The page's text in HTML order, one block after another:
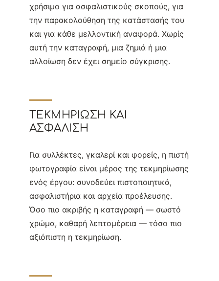
χρήσιμο για ασφαλιστικούς σκοπούς, για
την παρακολούθηση της κατάστασής του
και για κάθε μελλοντική αναφορά. Χωρίς
αυτή την καταγραφή, μια ζημιά ή μια
αλλοίωση δεν έχει σημείο σύγκρισης.
ΤΕΚΜΗΡΊΩΣΗ ΚΑΙ
ΑΣΦΆΛΙΣΗ
Για συλλέκτες, γκαλερί και φορείς, η πιστή
φωτογραφία είναι μέρος της τεκμηρίωσης
ενός έργου: συνοδεύει πιστοποιητικά,
ασφαλιστήρια και αρχεία προέλευσης.
Όσο πιο ακριβής η καταγραφή — σωστό
χρώμα, καθαρή λεπτομέρεια — τόσο πιο
αξιόπιστη η τεκμηρίωση.